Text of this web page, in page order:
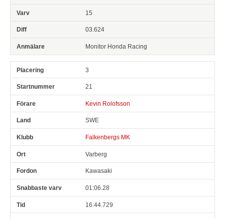
15
03.624
Monitor Honda Racing
3
21
Kevin Rolofsson
SWE
Falkenbergs MK
Varberg
Kawasaki
01:06.28
16:44.729